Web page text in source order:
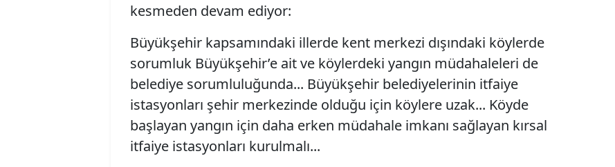
kesmeden devam ediyor:
Büyükşehir kapsamındaki illerde kent merkezi dışındaki köylerde
sorumluk Büyükşehir’e ait ve köylerdeki yangın müdahaleleri de
belediye sorumluluğunda... Büyükşehir belediyelerinin itfaiye
istasyonları şehir merkezinde olduğu için köylere uzak... Köyde
başlayan yangın için daha erken müdahale imkanı sağlayan kırsal
itfaiye istasyonları kurulmalı...